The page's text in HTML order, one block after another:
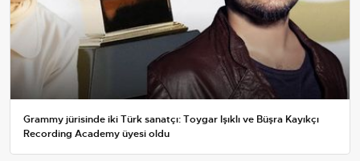
Grammy jürisinde iki Türk sanatçı: Toygar Işıklı ve Büşra Kayıkçı
Recording Academy üyesi oldu